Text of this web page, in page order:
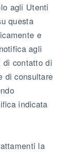
agli Utenti
questa
e
agli
di contatto di
di consultare
indicata
la